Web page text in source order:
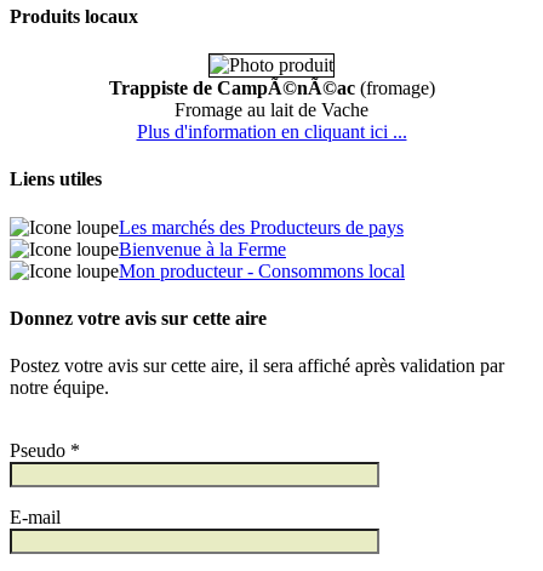
Produits locaux
Trappiste de CampÃ©nÃ©ac(fromage)
Fromage au lait de Vache
Plus d'information en cliquant ici ...
Liens utiles
Les marchés des Producteurs de pays
Bienvenue à la Ferme
Mon producteur - Consommons local
Donnez votre avis sur cette aire
Postez votre avis sur cette aire, il sera affiché après validation par
notre équipe.
Pseudo *
E-mail